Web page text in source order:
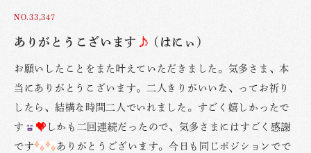
NO.33,347
ありがとうこざいます (はにぃ)
お願いしたことをまた叶えていただきました。気多さま、本
当にありがとうこざいます。二人きりがいいな、ってお祈り
したら、結構な時間二人でいれました。すごく嬉しかったで
す
しかも二回連続だったので、気多さまにはすごく感謝
です
ありがとうございます。今日も同じポジションでで